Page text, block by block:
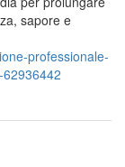
sapore e
professionale-